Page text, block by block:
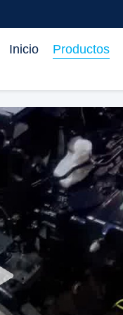
Inicio Productos